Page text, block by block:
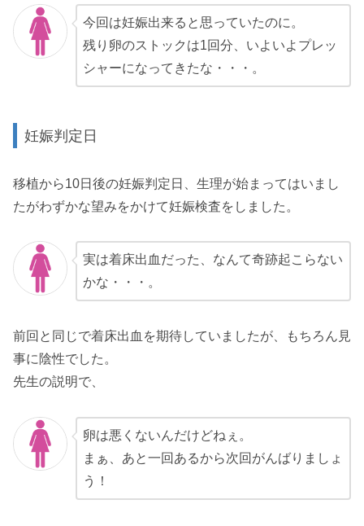
今回は妊娠出来ると思っていたのに。
残り卵のストックは1回分、いよいよプレッ
シャーになってきたな・・・。
妊娠判定日
移植から10日後の妊娠判定日、生理が始まってはいまし
たがわずかな望みをかけて妊娠検査をしました。
実は着床出血だった、なんて奇跡起こらない
かな・・・。
前回と同じで着床出血を期待していましたが、もちろん見
事に陰性でした。
先生の説明で、
卵は悪くないんだけどねぇ。
まぁ、あと一回あるから次回がんばりましょ
う！